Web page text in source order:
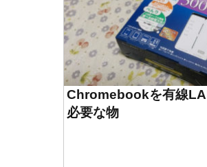
Chromebookを有線
必要な物